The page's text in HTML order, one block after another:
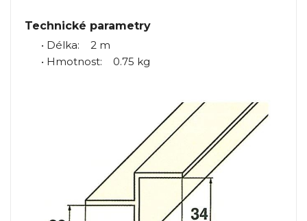
Technické parametry
• Délka: 2 m
• Hmotnost: 0.75 kg